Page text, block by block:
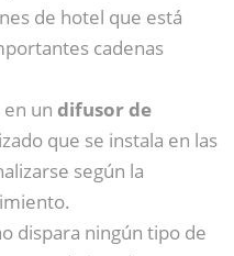
de hotel que está
cadenas
un difusor de
que se instala en las
según la
dispara ningún tipo de